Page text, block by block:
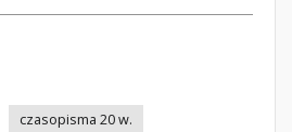
czasopisma 20 w.